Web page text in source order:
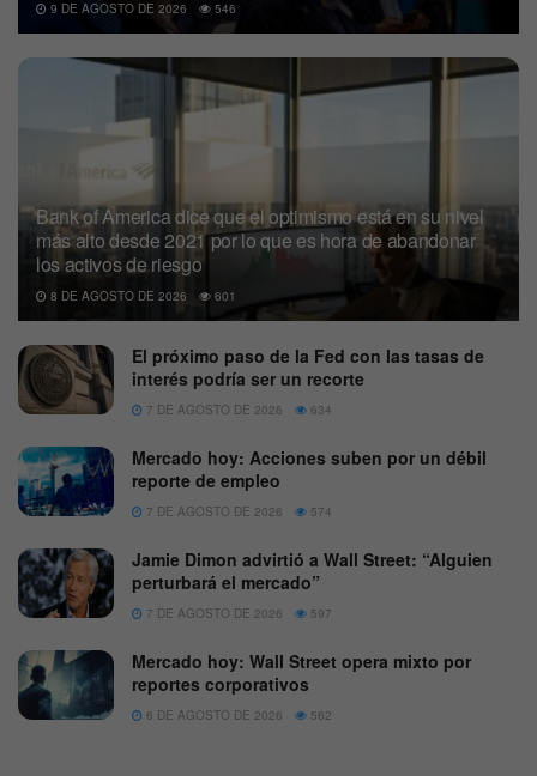
9 DE AGOSTO DE 2026 546
Bank of America dice que el optimismo está en su nivel
más alto desde 2021 por lo que es hora de abandonar
los activos de riesgo
8 DE AGOSTO DE 2026 601
El próximo paso de la Fed con las tasas de
interés podría ser un recorte
7 DE AGOSTO DE 2026 634
Mercado hoy: Acciones suben por un débil
reporte de empleo
7 DE AGOSTO DE 2026 574
Jamie Dimon advirtió a Wall Street: “Alguien
perturbará el mercado”
7 DE AGOSTO DE 2026 597
Mercado hoy: Wall Street opera mixto por
reportes corporativos
6 DE AGOSTO DE 2026 562